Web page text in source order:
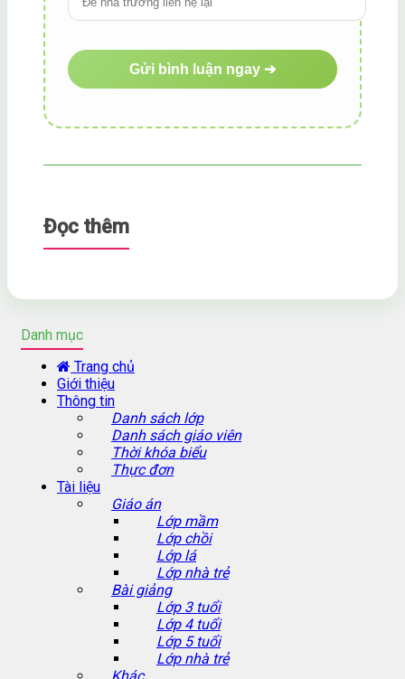
Đọc thêm
Danh mục
Trang chủ
Giới thiệu
Thông tin
Danh sách lớp
Danh sách giáo viên
Thời khóa biểu
Thực đơn
Tài liệu
Giáo án
Lớp mầm
Lớp chồi
Lớp lá
Lớp nhà trẻ
Bài giảng
Lớp 3 tuổi
Lớp 4 tuổi
Lớp 5 tuổi
Lớp nhà trẻ